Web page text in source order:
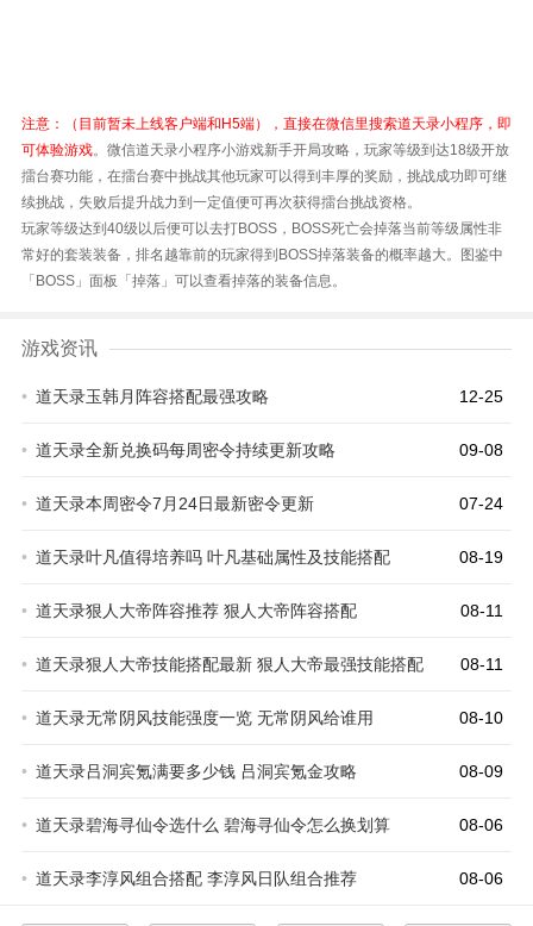
注意：（目前暂未上线客户端和H5端），直接在微信里搜索道天录小程序，即
可体验游戏。微信道天录小程序小游戏新手开局攻略，玩家等级到达18级开放
擂台赛功能，在擂台赛中挑战其他玩家可以得到丰厚的奖励，挑战成功即可继
续挑战，失败后提升战力到一定值便可再次获得擂台挑战资格。
玩家等级达到40级以后便可以去打BOSS，BOSS死亡会掉落当前等级属性非
常好的套装装备，排名越靠前的玩家得到BOSS掉落装备的概率越大。图鉴中
「BOSS」面板「掉落」可以查看掉落的装备信息。
游戏资讯
• 道天录玉韩月阵容搭配最强攻略 12-25
• 道天录全新兑换码每周密令持续更新攻略 09-08
• 道天录本周密令7月24日最新密令更新 07-24
• 道天录叶凡值得培养吗 叶凡基础属性及技能搭配 08-19
• 道天录狠人大帝阵容推荐 狠人大帝阵容搭配 08-11
• 道天录狠人大帝技能搭配最新 狠人大帝最强技能搭配 08-11
• 道天录无常阴风技能强度一览 无常阴风给谁用 08-10
• 道天录吕洞宾氪满要多少钱 吕洞宾氪金攻略 08-09
• 道天录碧海寻仙令选什么 碧海寻仙令怎么换划算 08-06
• 道天录李淳风组合搭配 李淳风日队组合推荐 08-06